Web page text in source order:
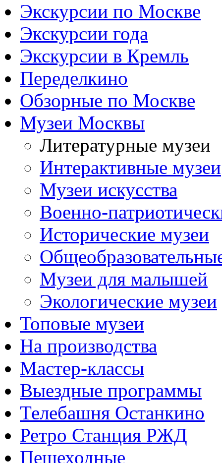
Экскурсии по Москве
Экскурсии года
Экскурсии в Кремль
Переделкино
Обзорные по Москве
Музеи Москвы
Литературные музеи
Интерактивные музеи
Музеи искусства
Военно-
Исторические музеи
Музеи для малышей
Экологические музеи
Топовые музеи
На производства
Мастер-классы
Выездные программы
Телебашня Останкино
Ретро Станция РЖД
Пешеходные